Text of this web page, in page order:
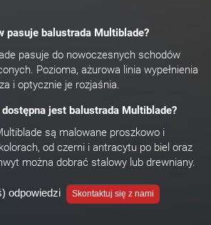
pasuje balustrada Multiblade?
pasuje do nowoczesnych schodów
Pozioma, ażurowa linia wypełnienia
i optycznie je rozjaśnia.
jest balustrada Multiblade?
są malowane proszkowo i
od czerni i antracytu po biel oraz
można dobrać stalowy lub drewniany.
odpowiedzi Skontaktuj się z nami